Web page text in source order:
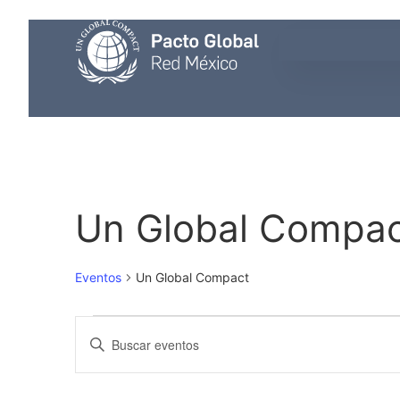
Un Global
Eventos Un Global Compact
Búsqueda
Y
Introduce
clave.